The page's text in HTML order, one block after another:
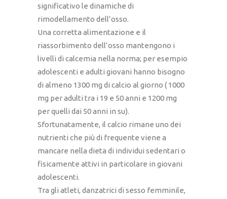
significativo le dinamiche di
rimodellamento dell’osso.
Una corretta alimentazione e il
riassorbimento dell’osso mantengono i
livelli di calcemia nella norma; per esempio
adolescenti e adulti giovani hanno bisogno
di almeno 1300 mg di calcio al giorno ( 1000
mg per adulti tra i 19 e 50 anni e 1200 mg
per quelli dai 50 anni in su).
Sfortunatamente, il calcio rimane uno dei
nutrienti che più di frequente viene a
mancare nella dieta di individui sedentari o
fisicamente attivi in particolare in giovani
adolescenti.
Tra gli atleti, danzatrici di sesso femminile,